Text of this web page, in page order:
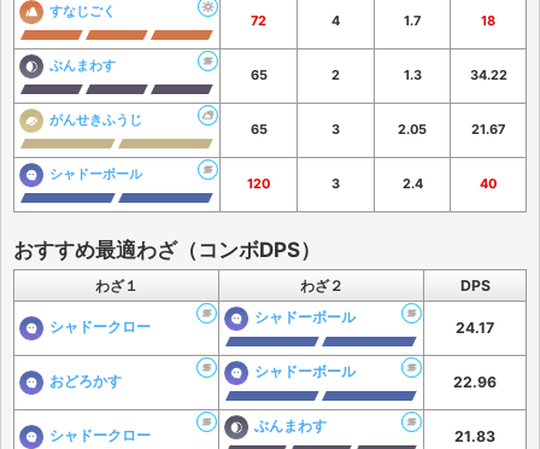
すなじごく
72 4 1.7 18
ぶんまわす
65 2 1.3 34.22
がんせきふうじ
65 3 2.05 21.67
シャドーボール
120 3 2.4 40
おすすめ最適わざ（コンボDPS）
わざ１ わざ２ DPS
シャドークロー
シャドーボール
24.17
おどろかす
シャドーボール
22.96
シャドークロー
ぶんまわす
21.83